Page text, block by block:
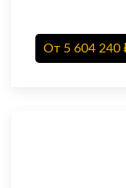
От 5 604 240